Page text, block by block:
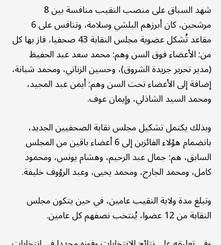
شهد السباق على منصب النقيب منافسة بين 8
مرشحين، كان أبرزهم البلشي وسلامة، وتنافس على 6
مقاعد تُشكل عضوية مجلس النقابة 43 صحفيا، فاز بها كل
من: الأعضاء فوق السن وهم: محمد سعد عبد الحفيظ
(مدير تحرير جريدة الشروق)، وحسين الزناتي، ومحمد شبانة،
إضافة إلى الأعضاء تحت السن وهم: أيمن عبد المجيد،
ومحمد السيد الشاذلي، وإيمان عوف.
وبذلك يكتمل تشكيل مجلس نقابة الصحفيين الجديد،
بانضمام هؤلاء الفائزين إلى 6 أعضاء باقين من المجلس
السابق، هم: جمال عبد الرحيم، وهشام يونس، ومحمود
كامل، ومحمد الجارح، ومحمد يحيى، وعبد الرؤوف خليفة.
وتبلغ مدة ولاية النقيب عامين، في حين يتكون مجلس
النقابة من 12 عضوا، يُنتخب نصفهم كل عامين.